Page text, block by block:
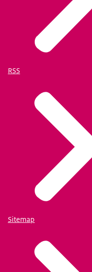
RSS
Sitemap